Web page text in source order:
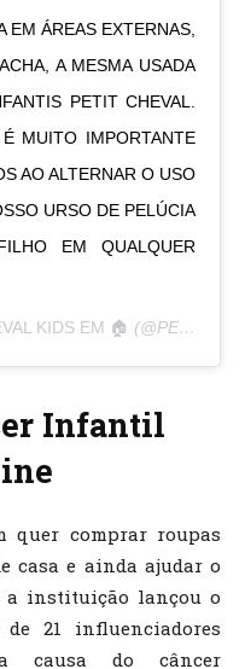
EM ÁREAS EXTERNAS,
A MESMA USADA
PETIT CHEVAL.
MUITO IMPORTANTE
AO ALTERNAR O USO
URSO DE PELÚCIA
EM QUALQUER
KIDS EM 🏠 (@PETITCHEVALKIDS) ON
Infantil
quer comprar roupas
casa e ainda ajudar o
instituição lançou o
21 influenciadores
causa do câncer